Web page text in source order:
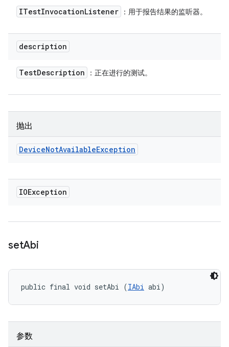
ITestInvocationListener ：用于报告结果的监听器。
description
TestDescription ：正在进行的测试。
抛出
DeviceNotAvailableException
IOException
setAbi
public final void setAbi (IAbi abi)
参数